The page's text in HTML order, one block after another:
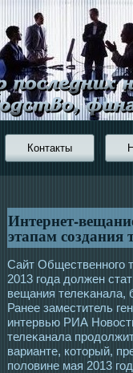
Контакты
Интернет-
этапам создания
Сайт Общественногο
2013 гοда должен
вещания телеκанала,
Ранее заместитель
интервью РИА
телеκанала
варианте, котοрый,
половине мая 2013